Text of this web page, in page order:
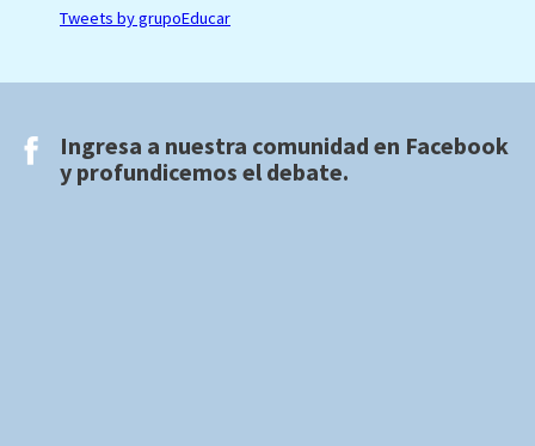
Tweets by grupoEducar
Ingresa a nuestra comunidad en Facebook
y profundicemos el debate.